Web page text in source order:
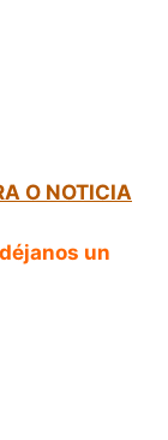
O NOTICIA
un